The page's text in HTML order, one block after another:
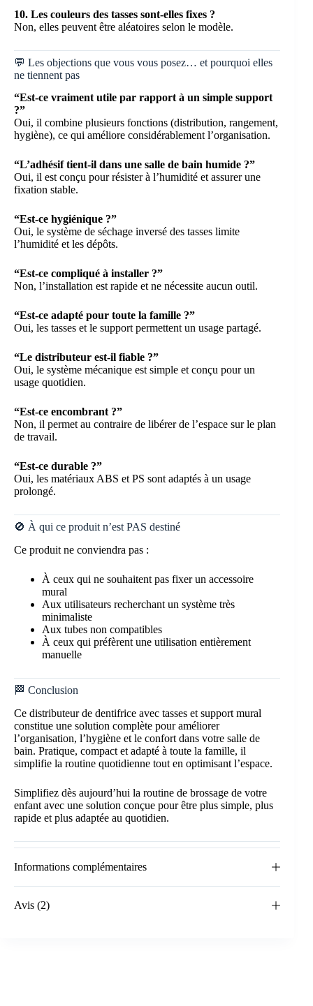
10. Les couleurs des tasses sont-elles fixes ?
Non, elles peuvent être aléatoires selon le modèle.
💬 Les objections que vous vous posez… et pourquoi elles
ne tiennent pas
“Est-ce vraiment utile par rapport à un simple support
?”
Oui, il combine plusieurs fonctions (distribution, rangement,
hygiène), ce qui améliore considérablement l’organisation.
“L’adhésif tient-il dans une salle de bain humide ?”
Oui, il est conçu pour résister à l’humidité et assurer une
fixation stable.
“Est-ce hygiénique ?”
Oui, le système de séchage inversé des tasses limite
l’humidité et les dépôts.
“Est-ce compliqué à installer ?”
Non, l’installation est rapide et ne nécessite aucun outil.
“Est-ce adapté pour toute la famille ?”
Oui, les tasses et le support permettent un usage partagé.
“Le distributeur est-il fiable ?”
Oui, le système mécanique est simple et conçu pour un
usage quotidien.
“Est-ce encombrant ?”
Non, il permet au contraire de libérer de l’espace sur le plan
de travail.
“Est-ce durable ?”
Oui, les matériaux ABS et PS sont adaptés à un usage
prolongé.
🚫 À qui ce produit n’est PAS destiné
Ce produit ne conviendra pas :
À ceux qui ne souhaitent pas fixer un accessoire
mural
Aux utilisateurs recherchant un système très
minimaliste
Aux tubes non compatibles
À ceux qui préfèrent une utilisation entièrement
manuelle
🏁 Conclusion
Ce distributeur de dentifrice avec tasses et support mural
constitue une solution complète pour améliorer
l’organisation, l’hygiène et le confort dans votre salle de
bain. Pratique, compact et adapté à toute la famille, il
simplifie la routine quotidienne tout en optimisant l’espace.
Simplifiez dès aujourd’hui la routine de brossage de votre
enfant avec une solution conçue pour être plus simple, plus
rapide et plus adaptée au quotidien.
Informations complémentaires
Avis (2)